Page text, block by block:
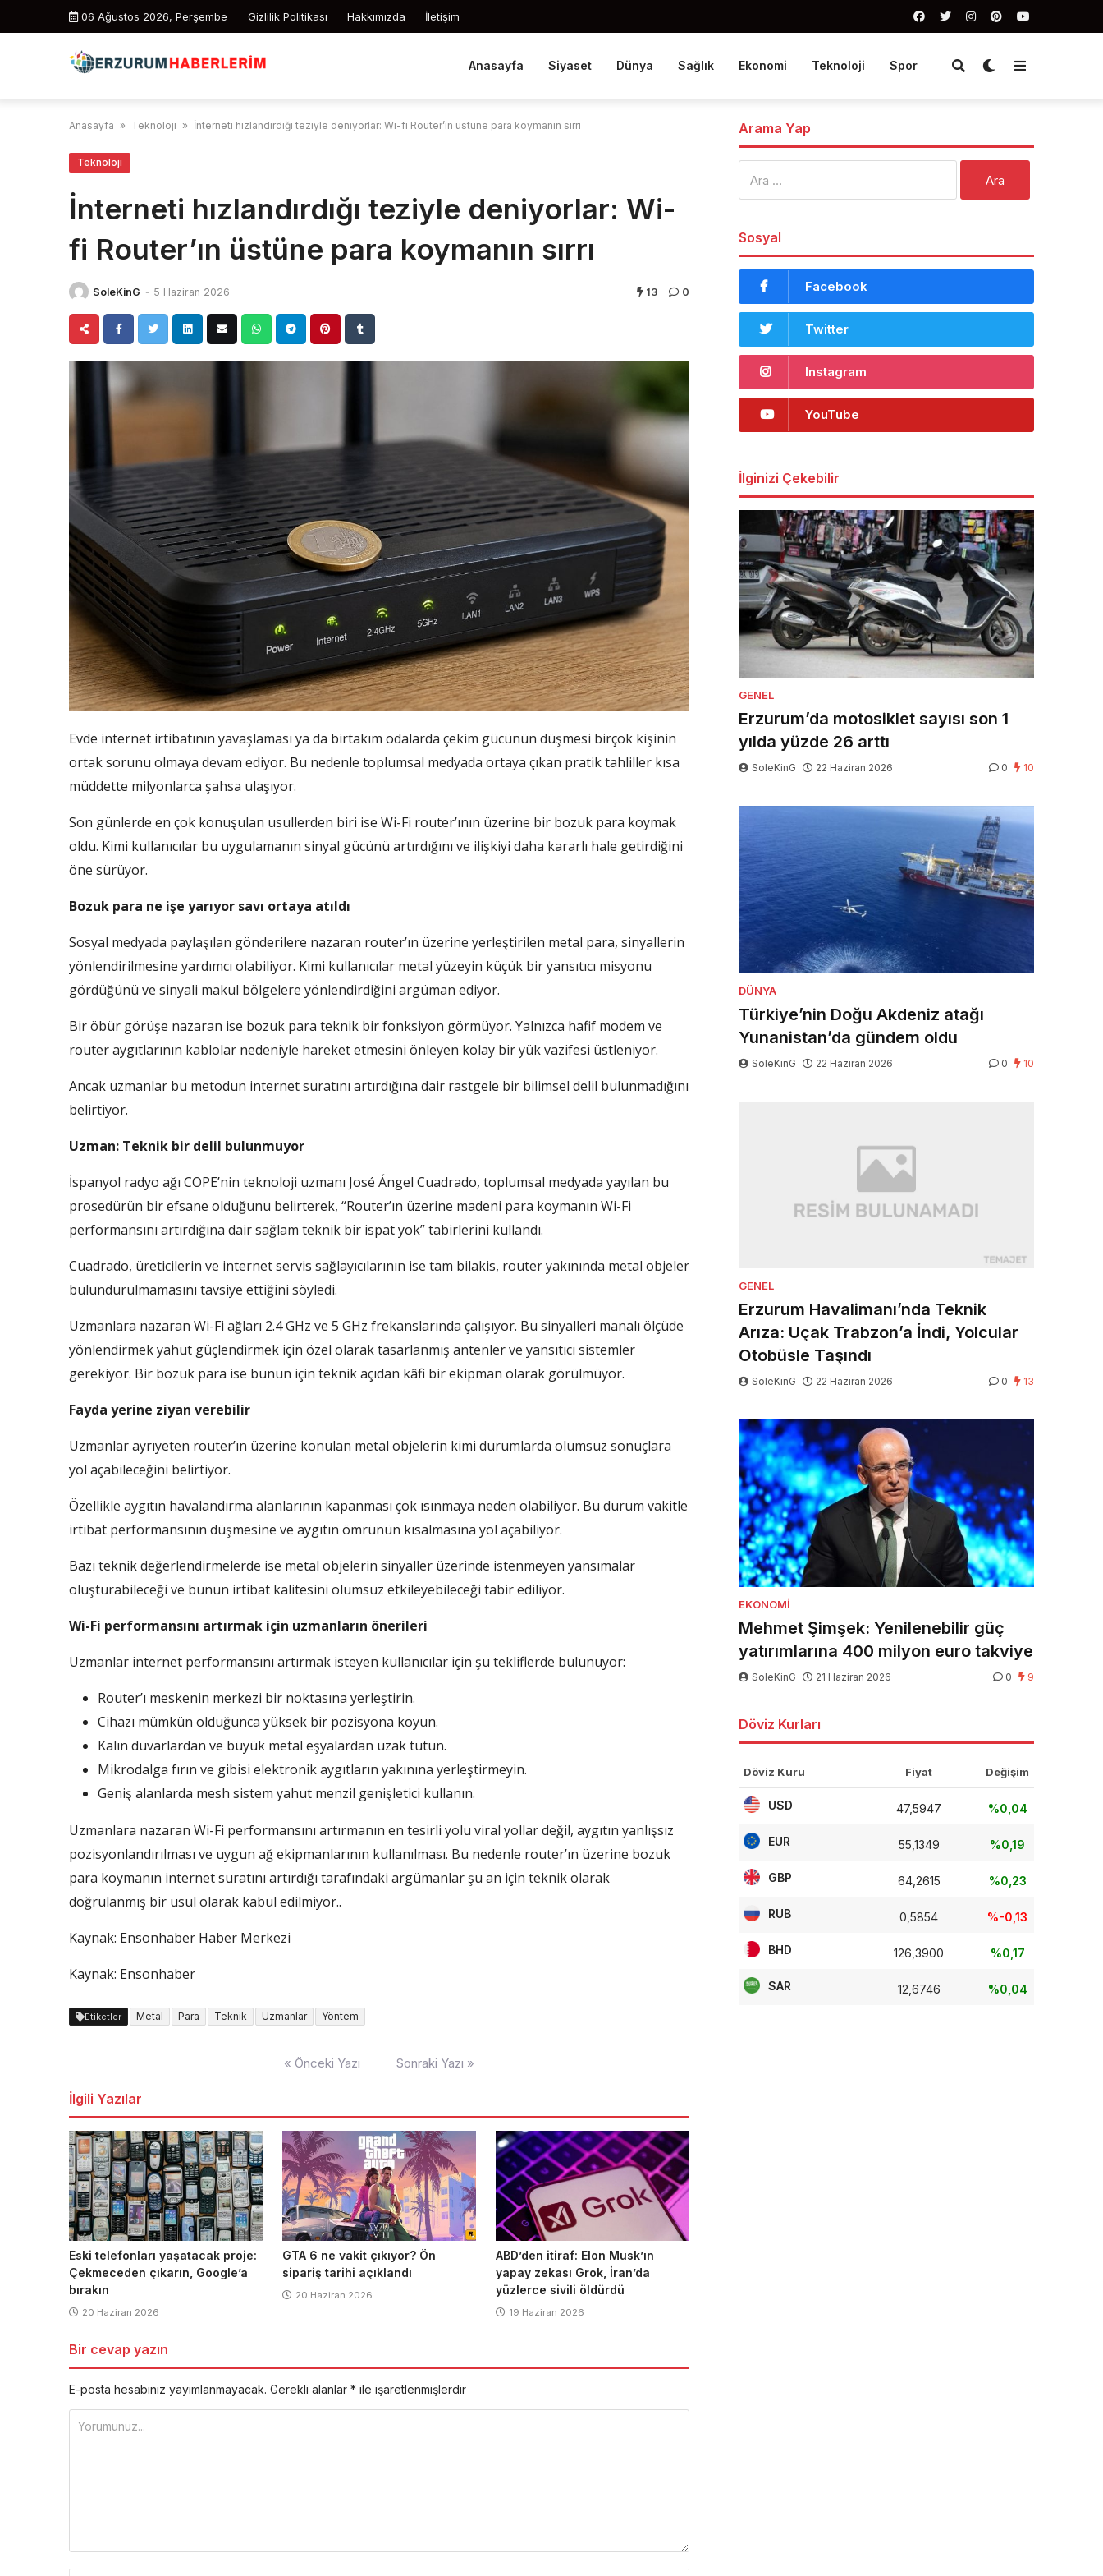
06 Ağustos 2026, Perşembe Gizlilik Politikası Hakkımızda İletişim
Anasayfa Siyaset Dünya Sağlık Ekonomi Teknoloji Spor
Anasayfa » Teknoloji » İnterneti hızlandırdığı teziyle deniyorlar: Wi-fi Router’ın üstüne para koymanın sırrı
Teknoloji
İnterneti hızlandırdığı teziyle deniyorlar: Wi-
fi Router’ın üstüne para koymanın sırrı
SoleKinG - 5 Haziran 2026 13 0
Evde internet irtibatının yavaşlaması ya da birtakım odalarda çekim gücünün düşmesi birçok kişinin
ortak sorunu olmaya devam ediyor. Bu nedenle toplumsal medyada ortaya çıkan pratik tahliller kısa
müddette milyonlarca şahsa ulaşıyor.
Son günlerde en çok konuşulan usullerden biri ise Wi-Fi router’ının üzerine bir bozuk para koymak
oldu. Kimi kullanıcılar bu uygulamanın sinyal gücünü artırdığını ve ilişkiyi daha kararlı hale getirdiğini
öne sürüyor.
Bozuk para ne işe yarıyor savı ortaya atıldı
Sosyal medyada paylaşılan gönderilere nazaran router’ın üzerine yerleştirilen metal para, sinyallerin
yönlendirilmesine yardımcı olabiliyor. Kimi kullanıcılar metal yüzeyin küçük bir yansıtıcı misyonu
gördüğünü ve sinyali makul bölgelere yönlendirdiğini argüman ediyor.
Bir öbür görüşe nazaran ise bozuk para teknik bir fonksiyon görmüyor. Yalnızca hafif modem ve
router aygıtlarının kablolar nedeniyle hareket etmesini önleyen kolay bir yük vazifesi üstleniyor.
Ancak uzmanlar bu metodun internet suratını artırdığına dair rastgele bir bilimsel delil bulunmadığını
belirtiyor.
Uzman: Teknik bir delil bulunmuyor
İspanyol radyo ağı COPE’nin teknoloji uzmanı José Ángel Cuadrado, toplumsal medyada yayılan bu
prosedürün bir efsane olduğunu belirterek, “Router’ın üzerine madeni para koymanın Wi-Fi
performansını artırdığına dair sağlam teknik bir ispat yok” tabirlerini kullandı.
Cuadrado, üreticilerin ve internet servis sağlayıcılarının ise tam bilakis, router yakınında metal objeler
bulundurulmamasını tavsiye ettiğini söyledi.
Uzmanlara nazaran Wi-Fi ağları 2.4 GHz ve 5 GHz frekanslarında çalışıyor. Bu sinyalleri manalı ölçüde
yönlendirmek yahut güçlendirmek için özel olarak tasarlanmış antenler ve yansıtıcı sistemler
gerekiyor. Bir bozuk para ise bunun için teknik açıdan kâfi bir ekipman olarak görülmüyor.
Fayda yerine ziyan verebilir
Uzmanlar ayrıyeten router’ın üzerine konulan metal objelerin kimi durumlarda olumsuz sonuçlara
yol açabileceğini belirtiyor.
Özellikle aygıtın havalandırma alanlarının kapanması çok ısınmaya neden olabiliyor. Bu durum vakitle
irtibat performansının düşmesine ve aygıtın ömrünün kısalmasına yol açabiliyor.
Bazı teknik değerlendirmelerde ise metal objelerin sinyaller üzerinde istenmeyen yansımalar
oluşturabileceği ve bunun irtibat kalitesini olumsuz etkileyebileceği tabir ediliyor.
Wi-Fi performansını artırmak için uzmanların önerileri
Uzmanlar internet performansını artırmak isteyen kullanıcılar için şu tekliflerde bulunuyor:
Router’ı meskenin merkezi bir noktasına yerleştirin.
Cihazı mümkün olduğunca yüksek bir pozisyona koyun.
Kalın duvarlardan ve büyük metal eşyalardan uzak tutun.
Mikrodalga fırın ve gibisi elektronik aygıtların yakınına yerleştirmeyin.
Geniş alanlarda mesh sistem yahut menzil genişletici kullanın.
Uzmanlara nazaran Wi-Fi performansını artırmanın en tesirli yolu viral yollar değil, aygıtın yanlışsız
pozisyonlandırılması ve uygun ağ ekipmanlarının kullanılması. Bu nedenle router’ın üzerine bozuk
para koymanın internet suratını artırdığı tarafındaki argümanlar şu an için teknik olarak
doğrulanmış bir usul olarak kabul edilmiyor..
Kaynak: Ensonhaber Haber Merkezi
Kaynak: Ensonhaber
Etiketler Metal Para Teknik Uzmanlar Yöntem
« Önceki Yazı Sonraki Yazı »
İlgili Yazılar
Eski telefonları yaşatacak proje:
Çekmeceden çıkarın, Google’a
bırakın
20 Haziran 2026
GTA 6 ne vakit çıkıyor? Ön
sipariş tarihi açıklandı
20 Haziran 2026
ABD’den itiraf: Elon Musk’ın
yapay zekası Grok, İran’da
yüzlerce sivili öldürdü
19 Haziran 2026
Bir cevap yazın
E-posta hesabınız yayımlanmayacak. Gerekli alanlar * ile işaretlenmişlerdir
Arama Yap
Sosyal
Facebook
Twitter
Instagram
YouTube
İlginizi Çekebilir
GENEL
Erzurum’da motosiklet sayısı son 1
yılda yüzde 26 arttı
SoleKinG 22 Haziran 2026 0 10
DÜNYA
Türkiye’nin Doğu Akdeniz atağı
Yunanistan’da gündem oldu
SoleKinG 22 Haziran 2026 0 10
GENEL
Erzurum Havalimanı’nda Teknik
Arıza: Uçak Trabzon’a İndi, Yolcular
Otobüsle Taşındı
SoleKinG 22 Haziran 2026 0 13
EKONOMI
Mehmet Şimşek: Yenilenebilir güç
yatırımlarına 400 milyon euro takviye
SoleKinG 21 Haziran 2026 0 9
Döviz Kurları
Döviz Kuru Fiyat Değişim
USD 47,5947 %0,04
EUR 55,1349 %0,19
GBP 64,2615 %0,23
RUB 0,5854 %-0,13
BHD 126,3900 %0,17
SAR 12,6746 %0,04